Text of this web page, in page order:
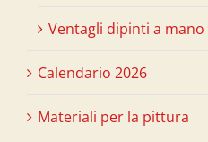
Ventagli dipinti a mano
Calendario 2026
Materiali per la pittura